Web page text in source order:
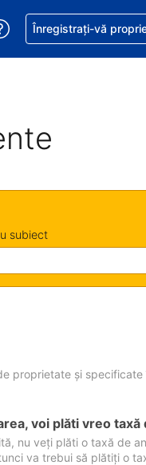
actuală este
Limba actuală
Primiți asistență cu
Înregistrați-vă
subiect
proprietate și
voi plăti vreo taxă
nu veți plăti o taxă de
va trebui să plătiți o